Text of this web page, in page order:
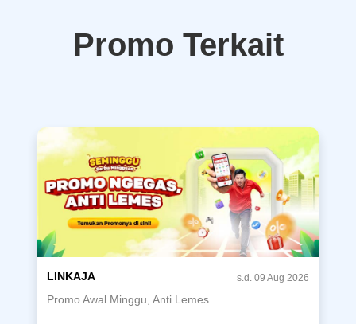
Promo Terkait
LINKAJA s.d. 09 Aug 2026
Promo Awal Minggu, Anti Lemes